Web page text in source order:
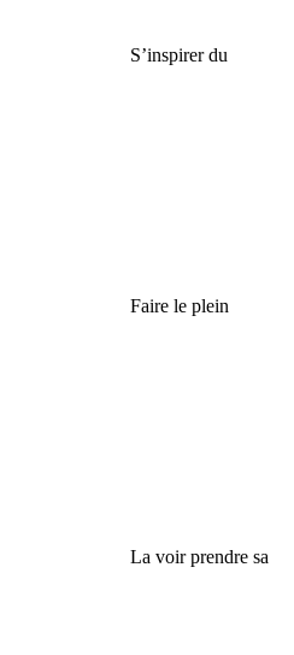
S’inspirer du
Faire le plein
La voir prendre sa